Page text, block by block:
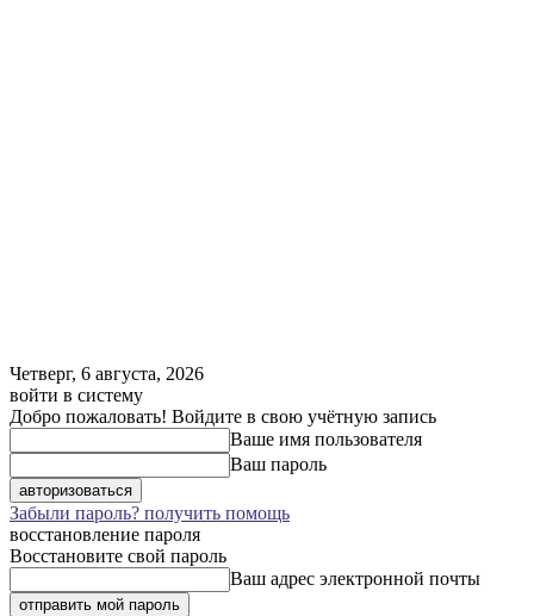
Четверг, 6 августа, 2026
войти в систему
Добро пожаловать! Войдите в свою учётную запись
Ваше имя пользователя
Ваш пароль
Забыли пароль? получить помощь
восстановление пароля
Восстановите свой пароль
Ваш адрес электронной почты